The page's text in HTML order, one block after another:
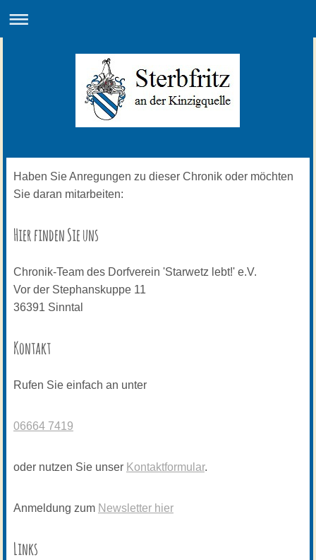
Haben Sie Anregungen zu dieser Chronik oder möchten
Sie daran mitarbeiten:
Hier finden Sie uns
Chronik-Team des Dorfverein 'Starwetz lebt!' e.V.
Vor der Stephanskuppe 11
36391 Sinntal
Kontakt
Rufen Sie einfach an unter
06664 7419
oder nutzen Sie unser Kontaktformular.
Anmeldung zum Newsletter hier
Links